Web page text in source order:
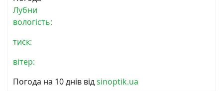
Лубни
вологість:
тиск:
вітер:
Погода на 10 днів відsinoptik.ua